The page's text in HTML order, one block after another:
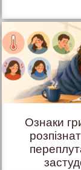
Ознаки